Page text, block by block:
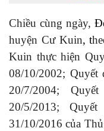
Chiều cùng ngày,
huyện Cư Kuin, t
Kuin thực hiện
08/10/2002;
20/7/2004;
20/5/2013;
31/10/2016 của